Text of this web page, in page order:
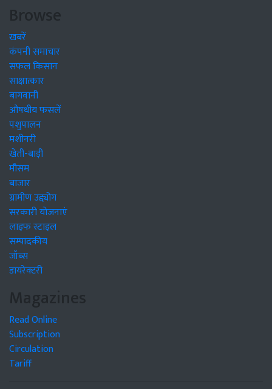
Browse
खबरें
कंपनी समाचार
सफल किसान
साक्षात्कार
बागवानी
औषधीय फसलें
पशुपालन
मशीनरी
खेती-बाड़ी
मौसम
बाजार
ग्रामीण उद्द्योग
सरकारी योजनाएं
लाइफ स्टाइल
सम्पादकीय
जॉब्स
डायरेक्टरी
Magazines
Read Online
Subscription
Circulation
Tariff